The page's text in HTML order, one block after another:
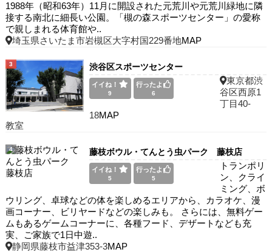
1988年（昭和63年）11月に開設された元荒川や元荒川緑地に隣
接する南北に細長い公園。「槻の森スポーツセンター」の愛称
で親しまれる体育館や..
埼玉県さいたま市岩槻区大字村国229番地MAP
3 渋谷区スポーツセンター
イイね！
9
行ったよ
6
東京都渋
谷区西原1
丁目40-
18MAP
教室
4 藤枝ボウル・てんとう虫パーク 藤枝店
イイね！
5
行ったよ
5
トランポリ
ン、クライ
ミング、ボ
ウリング、卓球などの体を楽しめるエリアから、カラオケ、漫
画コーナー、ビリヤードなどの楽しみも。 さらには、無料ゲー
ムもあるゲームコーナーに、各種フード、デザートなども充
実、ご家族で1日中遊..
静岡県藤枝市益津353-3MAP